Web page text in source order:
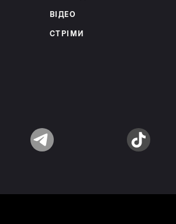
ВІДЕО
СТРІМИ
Telegram TikTok